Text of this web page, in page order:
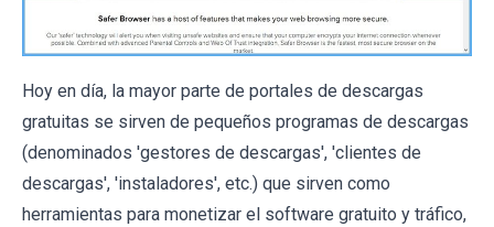
Hoy en día, la mayor parte de portales de descargas
gratuitas se sirven de pequeños programas de descargas
(denominados 'gestores de descargas', 'clientes de
descargas', 'instaladores', etc.) que sirven como
herramientas para monetizar el software gratuito y tráfico,